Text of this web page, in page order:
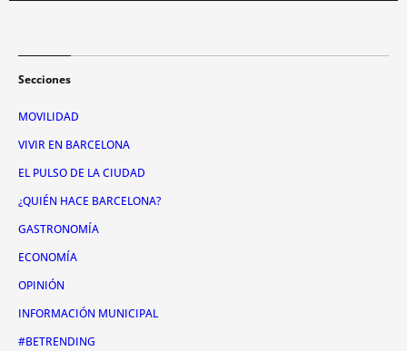
Secciones
MOVILIDAD
VIVIR EN BARCELONA
EL PULSO DE LA CIUDAD
¿QUIÉN HACE BARCELONA?
GASTRONOMÍA
ECONOMÍA
OPINIÓN
INFORMACIÓN MUNICIPAL
#BETRENDING